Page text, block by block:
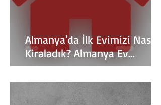
Almanya'da İlk Evimizi Nasıl
Kiraladık? Almanya Ev
Kiralama Rehberi
-